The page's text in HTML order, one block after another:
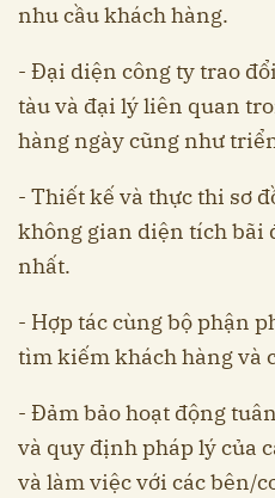
nhu cầu khách hàng.
- Đại diện công ty trao
tàu và đại lý liên quan
hàng ngày cũng như
- Thiết kế và thực thi sơ
không gian diện tích bãi
nhất.
- Hợp tác cùng bộ phận
tìm kiếm khách hàng và
- Đảm bảo hoạt động
và quy định pháp lý của
và làm việc với các bên/